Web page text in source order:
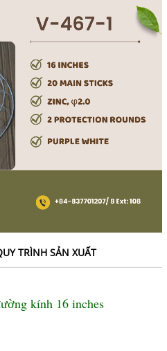
TRÌNH SẢN XUẤT
ường kính 16 inches